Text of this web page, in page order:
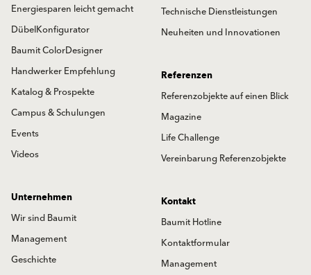
Energiesparen leicht gemacht
DübelKonfigurator
Baumit ColorDesigner
Handwerker Empfehlung
Katalog & Prospekte
Campus & Schulungen
Events
Videos
Technische Dienstleistungen
Neuheiten und Innovationen
Referenzen
Referenzobjekte auf einen Blick
Magazine
Life Challenge
Vereinbarung Referenzobjekte
Unternehmen
Wir sind Baumit
Management
Geschichte
Kontakt
Baumit Hotline
Kontaktformular
Management